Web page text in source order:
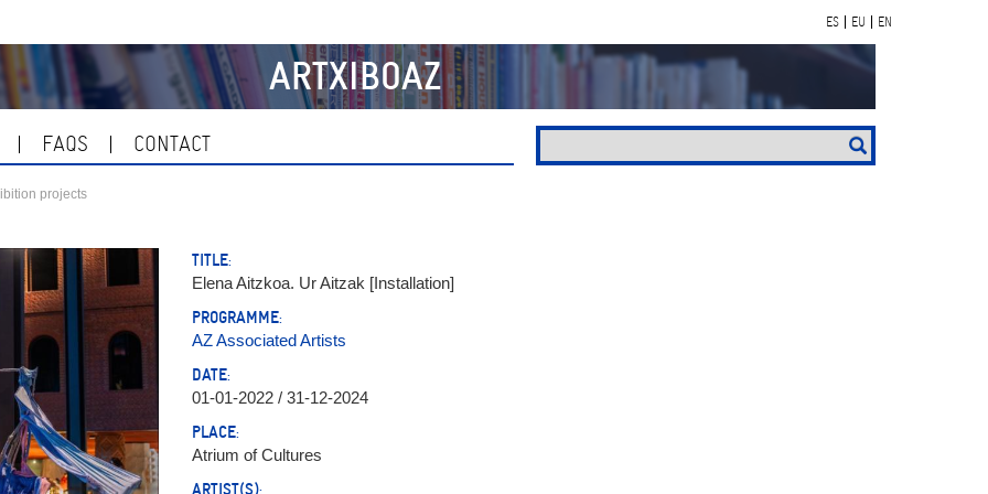
ES EU EN
ARTXIBOAZ
FAQS CONTACT
projects
TITLE:
Elena Aitzkoa. Ur Aitzak [Installation]
PROGRAMME:
AZ Associated Artists
DATE:
01-01-2022 / 31-12-2024
PLACE:
Atrium of Cultures
ARTIST(S):